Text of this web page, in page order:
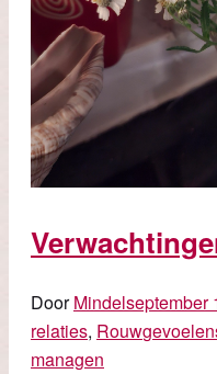
DoorMindelseptember
relaties, Rouw
managen